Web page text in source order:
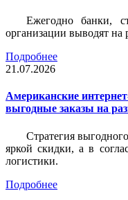
Ежегодно банки,
организации выводят
Подробнее
21.07.2026
Американские
выгодные заказы на
Стратегия
яркой скидки, а в
логистики.
Подробнее